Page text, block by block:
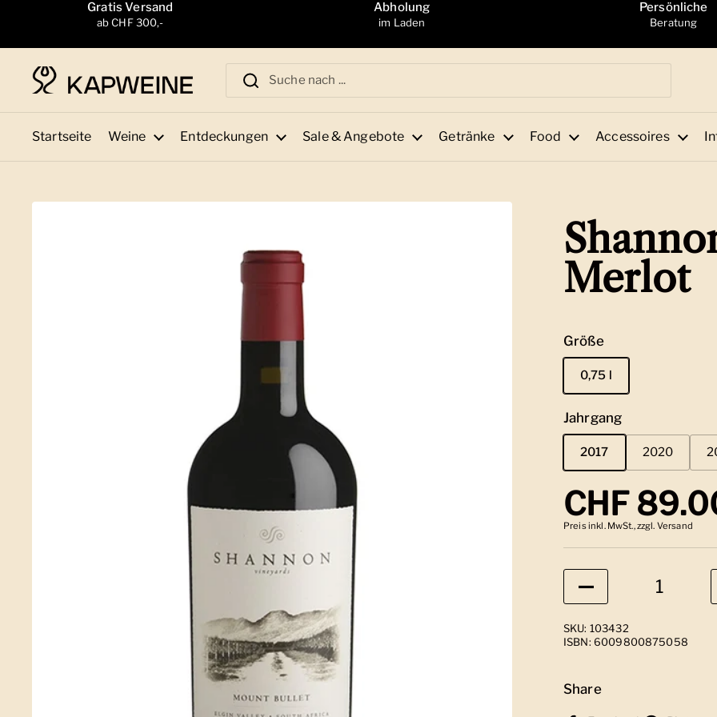
Zum Inhalt springenGratis Versand
ab CHF 300,-
Abholung
im Laden
Persönliche
Beratung
Startseite Weine Entdeckungen Sale & Angebote Getränke Food Accessoires
Merlot
Größe
0,75 l
Jahrgang
2017 2020
Regulärer
CHF
Preis inkl. MwSt., zzgl. Versand
Anzahl
SKU: 103432
ISBN: 6009800875058
Share